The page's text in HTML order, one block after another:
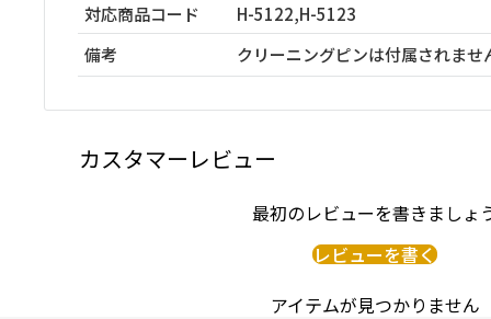
対応商品コード
H-5122,H-5123
備考
クリーニングピンは付属されませ
カスタマーレビュー
最初のレビューを書きましょ
レビューを書く
アイテムが見つかりません